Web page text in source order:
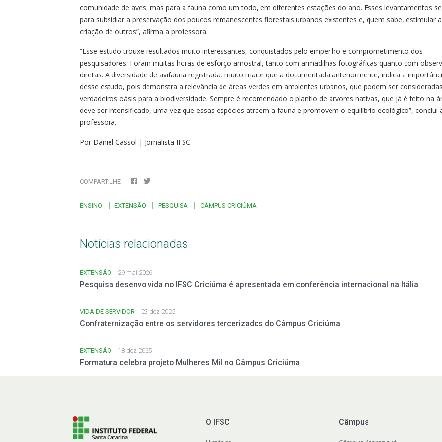
comunidade de aves, mas para a fauna como um todo, em diferentes estações do ano. Esses levantamentos
para subsidiar a preservação dos poucos remanescentes florestais urbanos existentes e, quem sabe, estimular a
criação de outros”, afirma a professora.
“Esse estudo trouxe resultados muito interessantes, conquistados pelo empenho e comprometimento dos
pesquisadores. Foram muitas horas de esforço amostral, tanto com armadilhas fotográficas quanto com
diretas. A diversidade de avifauna registrada, muito maior que a documentada anteriormente, indica a
desse estudo, pois demonstra a relevância de áreas verdes em ambientes urbanos, que podem ser consideradas
verdadeiros oásis para a biodiversidade. Sempre é recomendado o plantio de árvores nativas, que já é feito na
deve ser intensificado, uma vez que essas espécies atraem a fauna e promovem o equilíbrio ecológico”, conclui
professora.
Por Daniel Cassol | Jornalista IFSC
COMPARTILHE
ENSINO EXTENSÃO PESQUISA CÂMPUS CRICIÚMA
Notícias relacionadas
EXTENSÃO 29 mai 2026
Pesquisa desenvolvida no IFSC Criciúma é apresentada em conferência internacional na Itália
VIDA DE SERVIDOR 23 dez 2025
Confraternização entre os servidores tercerizados do Câmpus Criciúma
EXTENSÃO 18 dez 2025
Formatura celebra projeto Mulheres Mil no Câmpus Criciúma
O IFSC Câmpus